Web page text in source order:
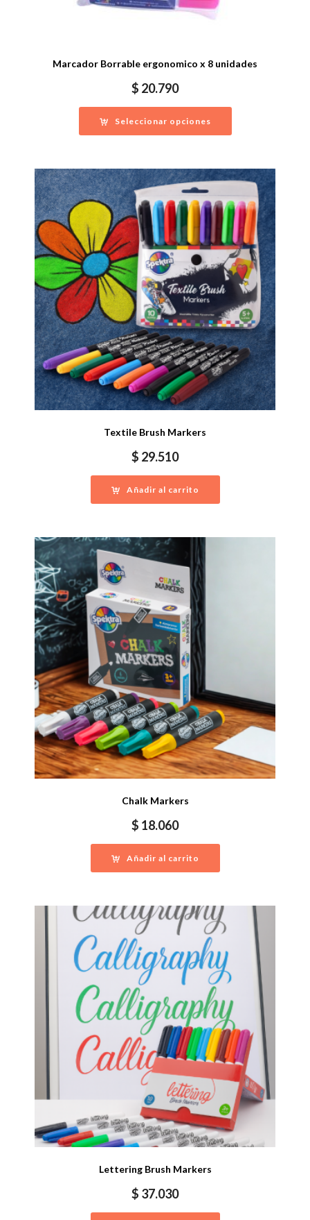
Marcador Borrable ergonomico x 8 unidades
$ 20.790
Seleccionar opciones
Textile Brush Markers
$ 29.510
Añadir al carrito
Chalk Markers
$ 18.060
Añadir al carrito
Lettering Brush Markers
$ 37.030